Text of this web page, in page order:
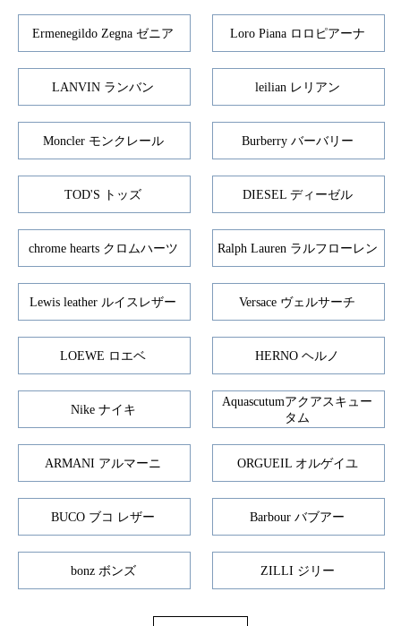
Ermenegildo Zegna ゼニア Loro Piana ロロピアーナ
LANVIN ランバン leilian レリアン
Moncler モンクレール Burberry バーバリー
TOD'S トッズ DIESEL ディーゼル
chrome hearts クロムハーツ Ralph Lauren ラルフローレン
Lewis leather ルイスレザー Versace ヴェルサーチ
LOEWE ロエベ HERNO ヘルノ
Nike ナイキ
Aquascutumアクアスキュー
タム
ARMANI アルマーニ ORGUEIL オルゲイユ
BUCO ブコ レザー Barbour バブアー
bonz ボンズ ZILLI ジリー